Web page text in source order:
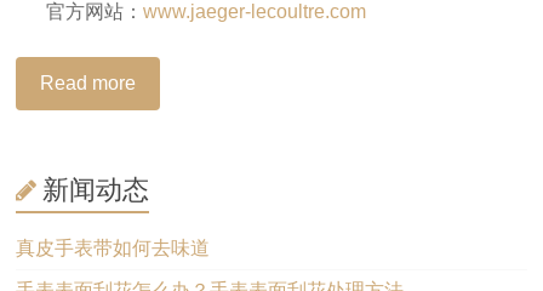
官方网站：www.jaeger-lecoultre.com
Read more
新闻动态
真皮手表带如何去味道